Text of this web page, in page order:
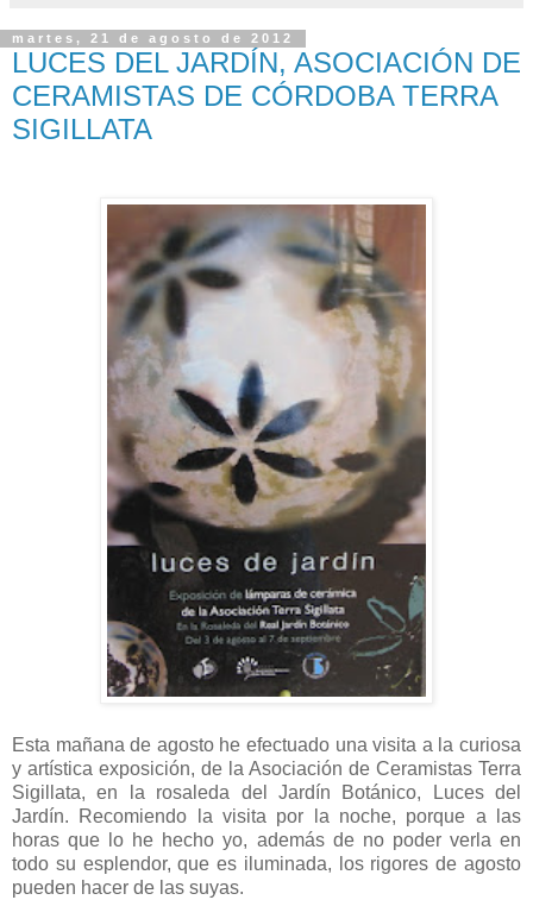
martes, 21 de agosto de 2012
LUCES DEL JARDÍN, ASOCIACIÓN DE
CERAMISTAS DE CÓRDOBA TERRA
SIGILLATA
Esta mañana de agosto he efectuado una visita a la curiosa
y artística exposición, de la Asociación de Ceramistas Terra
Sigillata, en la rosaleda del Jardín Botánico, Luces del
Jardín. Recomiendo la visita por la noche, porque a las
horas que lo he hecho yo, además de no poder verla en
todo su esplendor, que es iluminada, los rigores de agosto
pueden hacer de las suyas.